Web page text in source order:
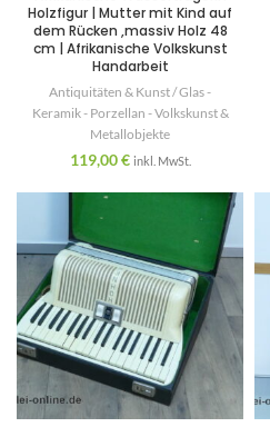
Holzfigur | Mutter mit Kind auf
dem Rücken ,massiv Holz 48
cm | Afrikanische Volkskunst
Handarbeit
Antiquitäten & Kunst / Glas -
Keramik - Porzellan - Volkskunst &
Metallobjekte
119,00€ inkl. MwSt.